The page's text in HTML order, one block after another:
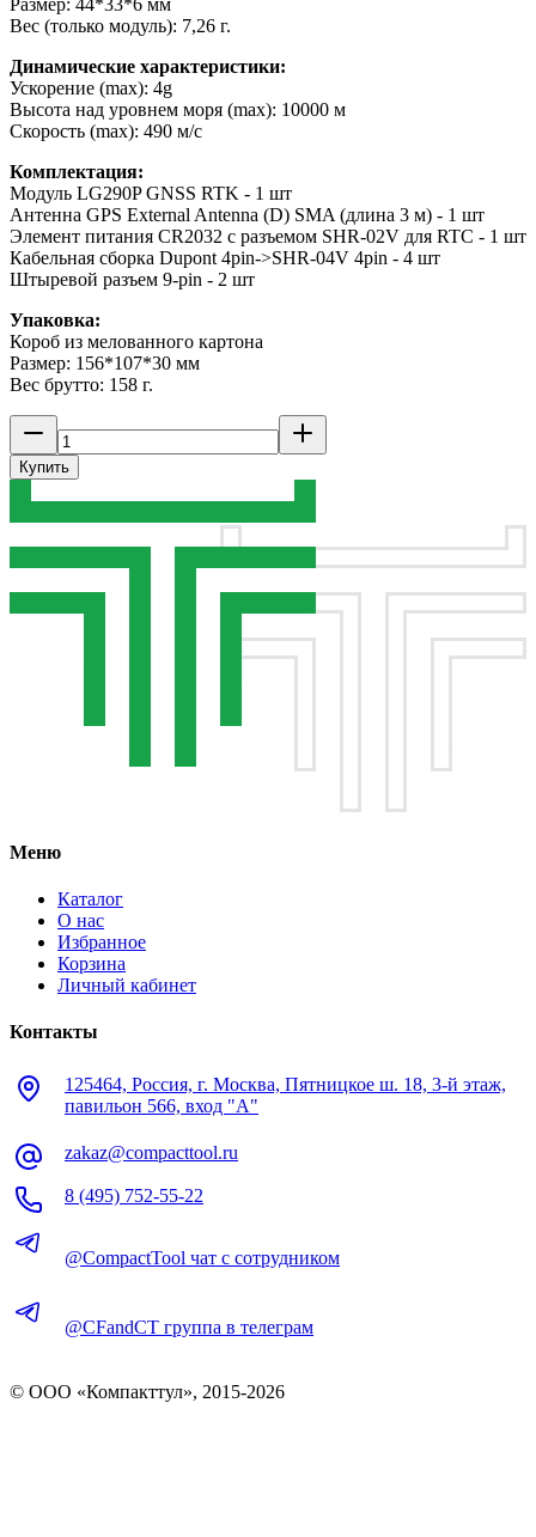
Вес (только модуль): 7,26 г.
Динамические характеристики:
Ускорение (max): 4g
Высота над уровнем моря (max): 10000 м
Скорость (max): 490 м/с
Комплектация:
Модуль LG290P GNSS RTK - 1 шт
Антенна GPS External Antenna (D) SMA (длина 3 м) - 1 шт
Элемент питания CR2032 с разъемом SHR-02V для RTC - 1 шт
Кабельная сборка Dupont 4pin->SHR-04V 4pin - 4 шт
Штыревой разъем 9-pin - 2 шт
Упаковка:
Короб из мелованного картона
Размер: 156*107*30 мм
Вес брутто: 158 г.
Купить
Меню
Каталог
О нас
Избранное
Корзина
Личный кабинет
Контакты
125464, Россия, г. Москва, Пятницкое ш. 18, 3-й этаж,
павильон 566, вход "А"
zakaz@compacttool.ru
8 (495) 752-55-22
@CompactTool чат с сотрудником
@CFandCT группа в телеграм
© OOO «Компакттул», 2015-2026